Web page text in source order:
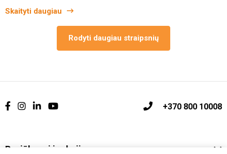
Skaityti daugiau
Rodyti daugiau straipsnių
+370 800 10008
Pasiūlymai ir akcijos